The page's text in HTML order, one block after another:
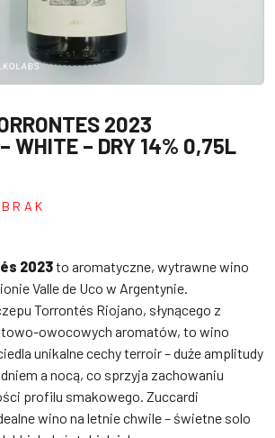
2023
WHITE – DRY 14% 0,75L
BRAK
2023to aromatyczne, wytrawne wino
Valle de Uco w Argentynie.
Torrontés Riojano, słynącego z
owocowych aromatów, to wino
unikalne cechy terroir – duże amplitudy
a nocą, co sprzyja zachowaniu
profilu smakowego. Zuccardi
wino na letnie chwile – świetne solo